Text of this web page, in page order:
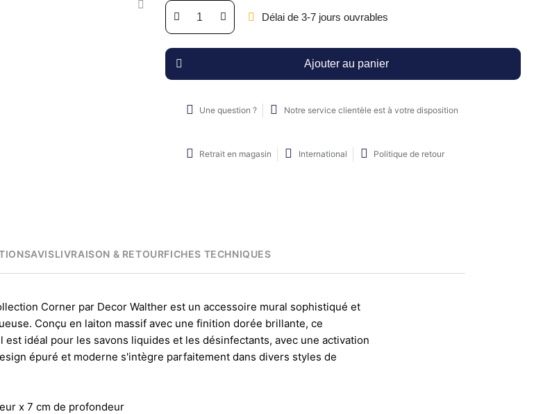
Délai de 3-7 jours ouvrables
Ajouter au panier
Une question ? Notre service clientèle est à votre disposition
Retrait en magasin International Politique de retour
AVISLIVRAISON & RETOURFICHES TECHNIQUES
Corner par Decor Walther est un accessoire mural sophistiqué et
Conçu en laiton massif avec une finition dorée brillante, ce
idéal pour les savons liquides et les désinfectants, avec une activation
épuré et moderne s'intègre parfaitement dans divers styles de
x 7 cm de profondeur